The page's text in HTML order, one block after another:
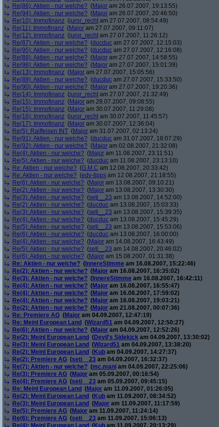
Re(86): Aktien - nur welche? (Major am 26.07.2007, 19:13:55)
Re(94): Aktien - nur welche? (Major am 26.07.2007, 20:46:50)
Re(10): Immofinanz (juror_recht am 27.07.2007, 08:54:49)
Re(11): Immofinanz (Major am 27.07.2007, 09:11:07)
Re(12): Immofinanz (juror_recht am 27.07.2007, 11:26:12)
Re(87): Aktien - nur welche? (ducduc am 27.07.2007, 12:15:03)
Re(95): Aktien - nur welche? (ducduc am 27.07.2007, 12:16:08)
Re(88): Aktien - nur welche? (Major am 27.07.2007, 14:58:55)
Re(96): Aktien - nur welche? (Major am 27.07.2007, 15:01:39)
Re(13): Immofinanz (Major am 27.07.2007, 15:05:56)
Re(89): Aktien - nur welche? (ducduc am 27.07.2007, 15:33:50)
Re(90): Aktien - nur welche? (Major am 27.07.2007, 19:20:36)
Re(14): Immofinanz (juror_recht am 27.07.2007, 21:32:49)
Re(15): Immofinanz (Major am 28.07.2007, 09:08:55)
Re(15): Immofinanz (Major am 30.07.2007, 11:29:08)
Re(16): Immofinanz (juror_recht am 30.07.2007, 11:45:57)
Re(17): Immofinanz (Major am 30.07.2007, 12:36:04)
Re(5): Raiffeisen INT (Major am 31.07.2007, 02:13:24)
Re(91): Aktien - nur welche? (ducduc am 31.07.2007, 18:07:29)
Re(92): Aktien - nur welche? (Major am 02.08.2007, 21:32:08)
Re(4): Aktien - nur welche? (Major am 11.08.2007, 23:11:51)
Re(5): Aktien - nur welche? (ducduc am 11.08.2007, 23:13:10)
Re: Aktien - nur welche? (G.M.C am 12.08.2007, 20:33:42)
Re: Aktien - nur welche? (edv-tipps am 12.08.2007, 21:18:55)
Re(6): Aktien - nur welche? (Major am 13.08.2007, 09:10:21)
Re(2): Aktien - nur welche? (Major am 13.08.2007, 13:30:30)
Re(3): Aktien - nur welche? (seti__23 am 13.08.2007, 14:52:00)
Re(2): Aktien - nur welche? (ducduc am 13.08.2007, 15:03:33)
Re(3): Aktien - nur welche? (seti__23 am 13.08.2007, 15:39:35)
Re(4): Aktien - nur welche? (ducduc am 13.08.2007, 15:45:29)
Re(5): Aktien - nur welche? (seti__23 am 13.08.2007, 15:53:06)
Re(6): Aktien - nur welche? (ducduc am 13.08.2007, 16:00:00)
Re(4): Aktien - nur welche? (Major am 14.08.2007, 16:43:49)
Re(5): Aktien - nur welche? (seti__23 am 14.08.2007, 20:46:02)
Re(6): Aktien - nur welche? (Major am 15.08.2007, 01:31:38)
Re: Aktien - nur welche? ( InnereStimme am 16.08.2007, 15:22:46)
Re(2): Aktien - nur welche? (Major am 16.08.2007, 16:35:02)
Re(3): Aktien - nur welche? ( InnereStimme am 16.08.2007, 16:42:11)
Re(4): Aktien - nur welche? (Major am 16.08.2007, 16:55:47)
Re(4): Aktien - nur welche? (Major am 16.08.2007, 17:59:02)
Re(4): Aktien - nur welche? (Major am 16.08.2007, 19:03:21)
Re(2): Aktien - nur welche? (Major am 21.08.2007, 00:07:36)
Re: Premiere AG (Major am 04.09.2007, 12:47:19)
Re: Meinl European Land (Wizard51 am 04.09.2007, 12:50:27)
Re(6): Aktien - nur welche? (Major am 04.09.2007, 12:52:26)
Re(2): Meinl European Land (Devil's Sidekick am 04.09.2007, 13:30:02)
Re(3): Meinl European Land (Wizard51 am 04.09.2007, 13:38:20)
Re(2): Meinl European Land (Kub am 04.09.2007, 14:27:37)
Re(2): Premiere AG (seti__23 am 04.09.2007, 16:32:37)
Re(7): Aktien - nur welche? (mc.mani am 04.09.2007, 22:25:06)
Re(3): Premiere AG (Major am 05.09.2007, 00:16:54)
Re(4): Premiere AG (seti__23 am 05.09.2007, 09:45:15)
Re: Meinl European Land (Major am 11.09.2007, 01:26:05)
Re(2): Meinl European Land (Kub am 11.09.2007, 08:34:52)
Re(3): Meinl European Land (Major am 11.09.2007, 11:17:59)
Re(5): Premiere AG (Major am 11.09.2007, 11:24:14)
Re(6): Premiere AG (seti__23 am 11.09.2007, 15:06:13)
Re(4): Meinl European Land (Kub am 11.09.2007, 20:13:29)